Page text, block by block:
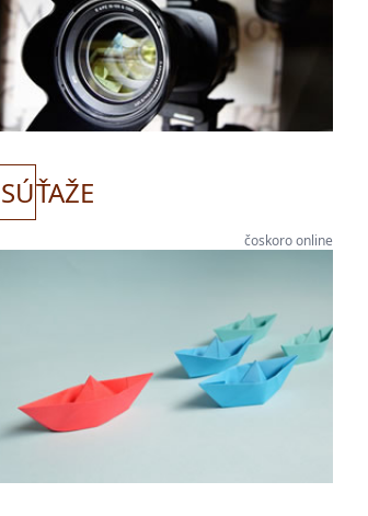
SÚŤAŽE
čoskoro online